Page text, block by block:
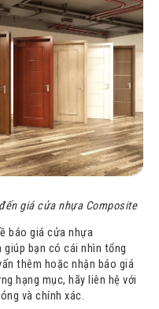
giá cửa nhựa Composite
báo giá cửa nhựa
bạn có cái nhìn tổng
thêm hoặc nhận báo giá
hạng mục, hãy liên hệ với
và chính xác.